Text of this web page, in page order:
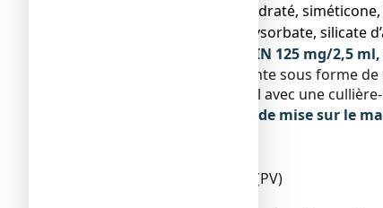
acide citrique monohydraté,
cent cristallisable, polysorbate, silicate
Qu’est-ce que COMBANTRIN 125 mg/2,5
Ce médicament se présente sous forme
Boîte de 1 flacon de 15 ml avec une
Titulaire de l’autorisation de mise sur le
27010 VALLE SALIMBENE (PV)